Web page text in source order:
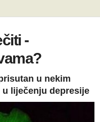
-
u nekim
liječenju depresije